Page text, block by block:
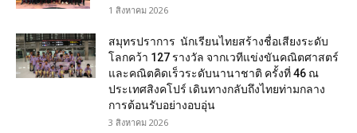
1 สิงหาคม 2026
สมุทรปราการ นักเรียนไทยสร้างชื่อเสียงระดับ
โลกคว้า 127 รางวัล จากเวทีแข่งขันคณิตศาสตร์
และคณิตคิดเร็วระดับนานาชาติ ครั้งที่ 46 ณ
ประเทศสิงคโปร์ เดินทางกลับถึงไทยท่ามกลาง
การต้อนรับอย่างอบอุ่น
3 สิงหาคม 2026